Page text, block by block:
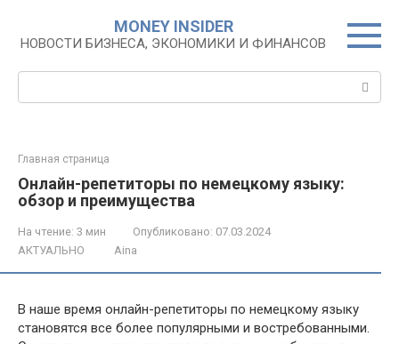
контенту
MONEY INSIDER
НОВОСТИ БИЗНЕСА, ЭКОНОМИКИ И ФИНАНСОВ
Главная страница
Онлайн-репетиторы по немецкому языку:
обзор и преимущества
На чтение: 3 мин Опубликовано: 07.03.2024
АКТУАЛЬНО
Aina
В наше время онлайн-репетиторы по немецкому языку
становятся все более популярными и востребованными.